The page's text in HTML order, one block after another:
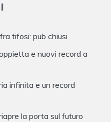
tifosi: pub chiusi
e nuovi record a
infinita e un record
la porta sul futuro